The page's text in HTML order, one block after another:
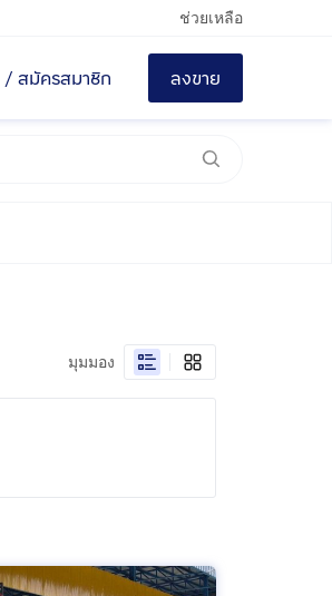
ช่วยเหลือ
/ สมัครสมาชิก ลงขาย
มุมมอง